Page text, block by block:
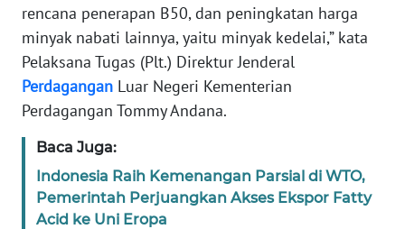
rencana penerapan B50, dan peningkatan harga
minyak nabati lainnya, yaitu minyak kedelai,” kata
Pelaksana Tugas (Plt.) Direktur Jenderal
Perdagangan Luar Negeri Kementerian
Perdagangan Tommy Andana.
Baca Juga:
Indonesia Raih Kemenangan Parsial di WTO,
Pemerintah Perjuangkan Akses Ekspor Fatty
Acid ke Uni Eropa
KARIR
DISCLAIMER
Wahana
Regional
WN
SUMUT